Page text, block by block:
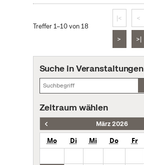
Treffer 1–10 von 18
|< <
> >|
Suche in Veranstaltungen
Zeitraum wählen
März 2026
Mo Di Mi Do Fr